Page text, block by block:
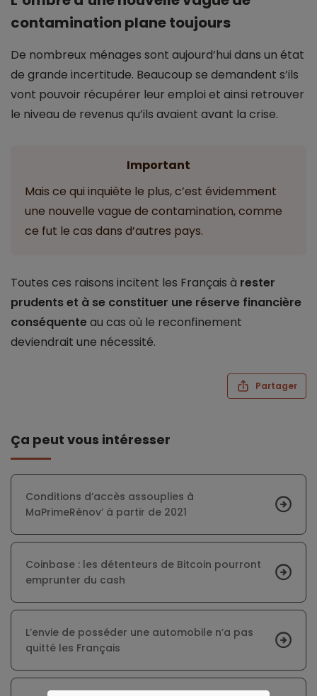
contamination plane toujours
De nombreux ménages sont aujourd’hui dans un état
de grande incertitude. Beaucoup se demandent s’ils
vont pouvoir récupérer leur emploi et ainsi retrouver
le niveau de revenus qu’ils avaient avant la crise.
Important
Mais ce qui inquiète le plus, c’est évidemment
une nouvelle vague de contamination, comme
ce fut le cas dans d’autres pays.
Toutes ces raisons incitent les Français à rester
prudents et à se constituer une réserve financière
conséquenteau cas où le reconfinement
deviendrait une nécessité.
Partager
Ça peut vous intéresser
Conditions d’accès assouplies à
MaPrimeRénov’ à partir de 2021
Coinbase : les détenteurs de Bitcoin pourront
emprunter du cash
L’envie de posséder une automobile n’a pas
quitté les Français